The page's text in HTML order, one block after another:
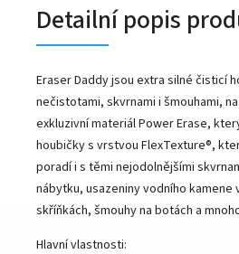
Detailní popis
Eraser Daddy jsou extra silné čisticí
nečistotami, skvrnami i šmouhami,
exkluzivní materiál Power Erase,
houbičky s vrstvou FlexTexture®,
poradí i s těmi nejodolnějšími
nábytku, usazeniny vodního
skříňkách, šmouhy na botách a
Hlavní vlastnosti: